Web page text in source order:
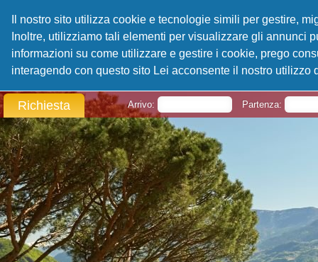
Il nostro sito utilizza cookie e tecnologie simili per gestire,
Inoltre, utilizziamo tali elementi per visualizzare gli annunci
informazioni su come utilizzare e gestire i cookie, prego
interagendo con questo sito Lei acconsente il nostro utilizzo
Richiesta Arrivo: Partenza: